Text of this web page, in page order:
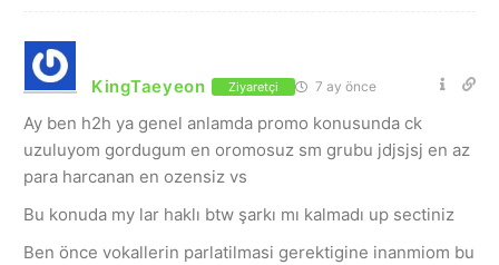
KingTaeyeon Ziyaretçi 7 ay önce
Ay ben h2h ya genel anlamda promo konusunda ck
uzuluyom gordugum en oromosuz sm grubu jdjsjsj en az
para harcanan en ozensiz vs
Bu konuda my lar haklı btw şarkı mı kalmadı up sectiniz
Ben önce vokallerin parlatilmasi gerektigine inanmiom bu